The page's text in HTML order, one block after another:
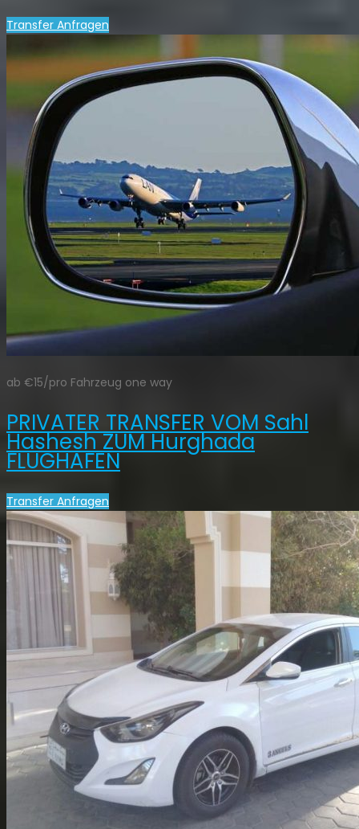
Transfer Anfragen
ab €15/pro Fahrzeug one way
PRIVATER TRANSFER VOM Sahl
Hashesh ZUM Hurghada
FLUGHAFEN
Transfer Anfragen